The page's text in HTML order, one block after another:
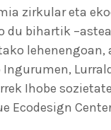
zirkular eta
bihartik
lehenengoan,
Ihobe
Ecodesign